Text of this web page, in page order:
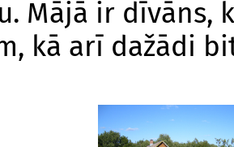
Mājā ir
kā arī dažādi